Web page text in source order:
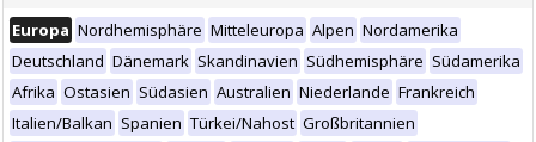
Europa Nordhemisphäre Mitteleuropa Alpen Nordamerika
Deutschland Dänemark Skandinavien Südhemisphäre Südamerika
Afrika Ostasien Südasien Australien Niederlande Frankreich
Italien/Balkan Spanien Türkei/Nahost Großbritannien